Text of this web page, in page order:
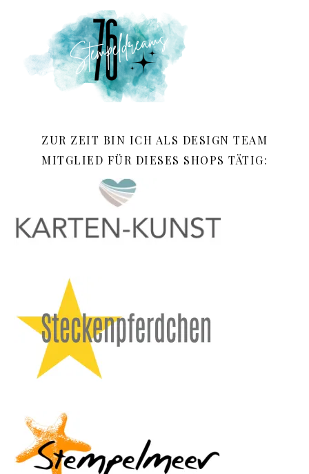
ZUR ZEIT BIN ICH ALS DESIGN TEAM
MITGLIED FÜR DIESES SHOPS TÄTIG: